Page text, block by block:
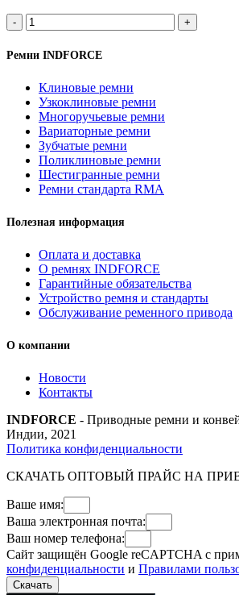
A
1030Li/
1060Lp
ремень
INDFORCE
Strongest
quantity
Ремни INDFORCE
Клиновые ремни
Узкоклиновые ремни
Многоручьевые ремни
Вариаторные ремни
Зубчатые ремни
Поликлиновые ремни
Шестигранные ремни
Ремни стандарта RMA
Полезная информация
Оплата и доставка
О ремнях INDFORCE
Гарантийные обязательства
Устройство ремня и стандарты
Обслуживание ременного привода
О компании
Новости
Контакты
INDFORCE - Приводные ремни и
Индии, 2021
Политика конфиденциальности
СКАЧАТЬ ОПТОВЫЙ ПРАЙС НА
Ваше имя:
Ваша электронная почта:
Ваш номер телефона:
Сайт защищён Google reCAPTCHA с
конфиденциальности и Правилами
Скачать